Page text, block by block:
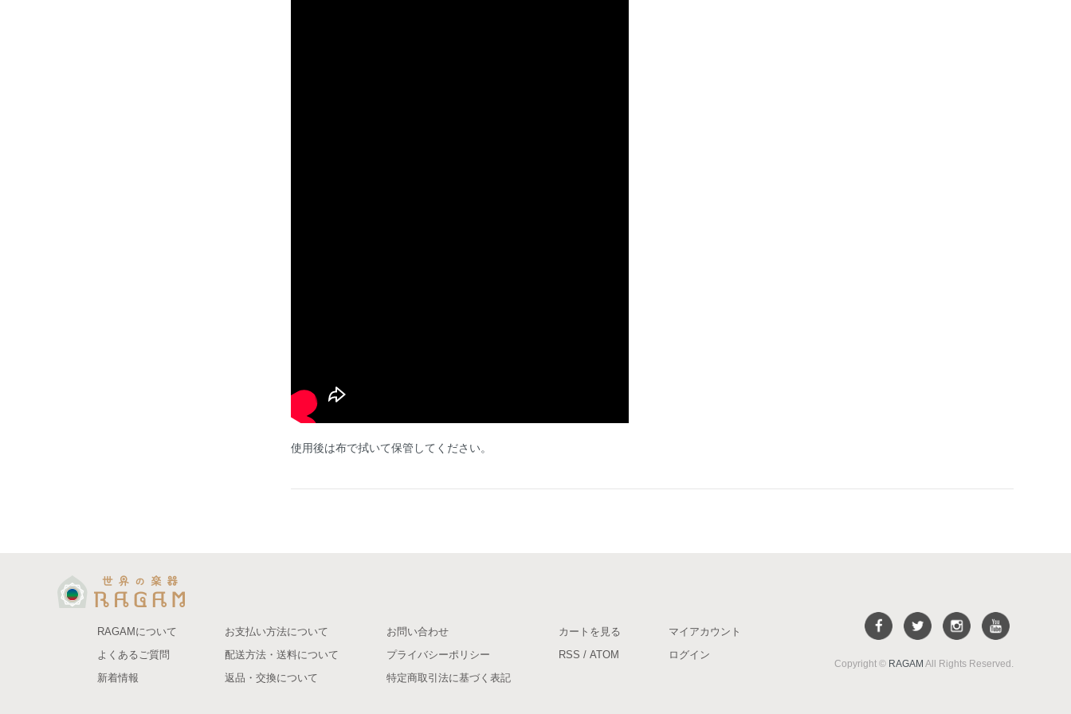
使用後は布で拭いて保管してください。
Copyright © RAGAM All Rights Reserved.
RAGAMについて
よくあるご質問
新着情報
お支払い方法について
配送方法・送料について
返品・交換について
お問い合わせ
プライバシーポリシー
特定商取引法に基づく表記
カートを見る
RSS / ATOM
マイアカウント
ログイン